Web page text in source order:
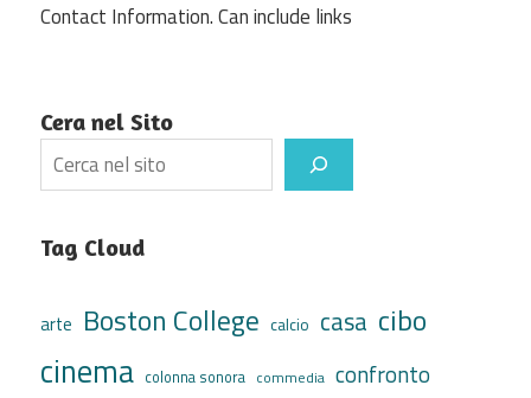
Contact Information. Can include links
Cera nel Sito
Search
Tag Cloud
arte Boston College calcio casa cibo
cinema colonna sonora commedia confronto